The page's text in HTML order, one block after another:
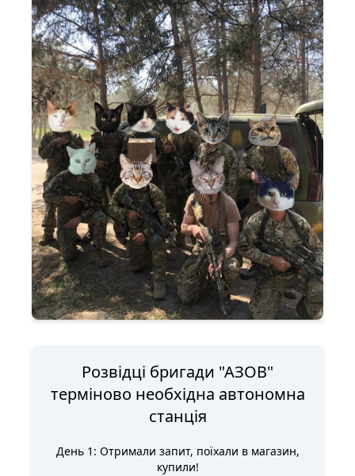
Розвідці бригади "АЗОВ"
терміново необхідна автономна
станція
День 1: Отримали запит, поїхали в магазин,
купили!